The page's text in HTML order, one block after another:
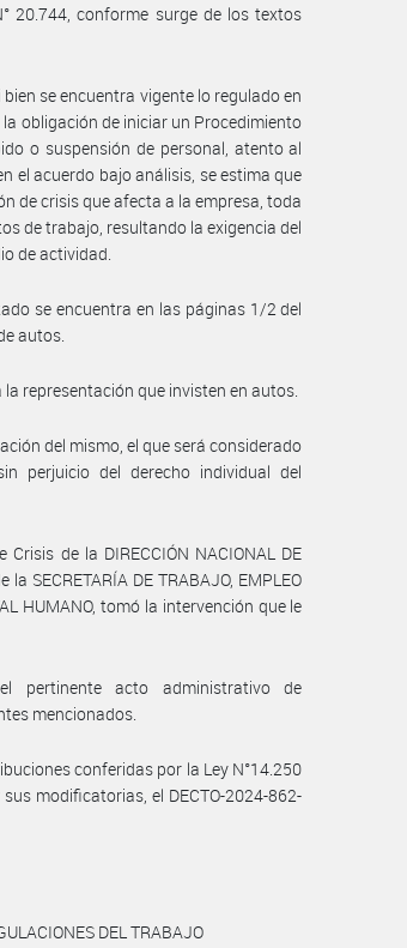
20.744, conforme surge de los textos
se encuentra vigente lo regulado en
obligación de iniciar un Procedimiento
o suspensión de personal, atento al
el acuerdo bajo análisis, se estima que
de crisis que afecta a la empresa, toda
de trabajo, resultando la exigencia del
de actividad.
se encuentra en las páginas 1/2 del
autos.
representación que invisten en autos.
del mismo, el que será considerado
perjuicio del derecho individual del
de la DIRECCIÓN NACIONAL DE
la SECRETARÍA DE TRABAJO, EMPLEO
HUMANO, tomó la intervención que le
pertinente acto administrativo de
mencionados.
conferidas por la Ley N°14.250
modificatorias, el DECTO-2024-862-
DEL TRABAJO